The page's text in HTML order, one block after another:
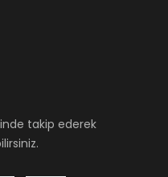
takip ederek